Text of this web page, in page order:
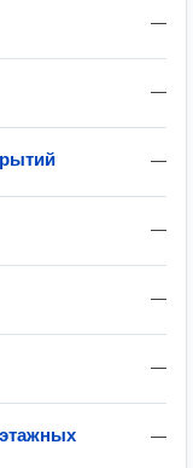
—
—
—
—
—
—
—